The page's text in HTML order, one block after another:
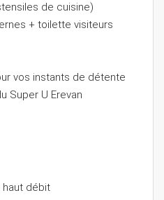
de cuisine)
+ toilette visiteurs
vos instants de détente
Super U Erevan
haut débit